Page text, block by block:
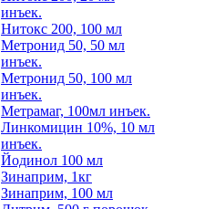
инъек.
Нитокс 200, 100 мл
Метронид 50, 50 мл
инъек.
Метронид 50, 100 мл
инъек.
Метрамаг, 100мл инъек.
Линкомицин 10%, 10 мл
инъек.
Йодинол 100 мл
Зинаприм, 1кг
Зинаприм, 100 мл